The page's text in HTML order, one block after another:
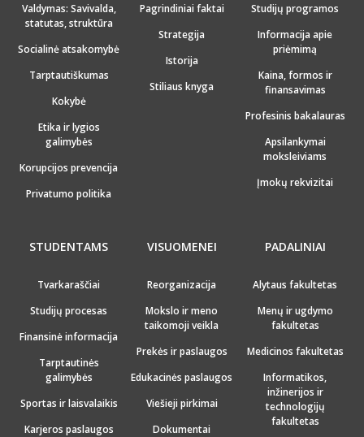
Valdymas: Savivalda,
statutas, struktūra
Socialinė atsakomybė
Tarptautiškumas
Kokybė
Etika ir lygios
galimybės
Korupcijos prevencija
Privatumo politika
Pagrindiniai faktai
Strategija
Istorija
Stiliaus knyga
Studijų programos
Informacija apie
priėmimą
Kaina, formos ir
finansavimas
Profesinis bakalauras
Apsilankymai
moksleiviams
Įmokų rekvizitai
STUDENTAMS
Tvarkaraščiai
Studijų procesas
Finansinė informacija
Tarptautinės
galimybės
Sportas ir laisvalaikis
Karjeros paslaugos
VISUOMENEI
Reorganizacija
Mokslo ir meno
taikomoji veikla
Prekės ir paslaugos
Edukacinės paslaugos
Viešieji pirkimai
Dokumentai
PADALINIAI
Alytaus fakultetas
Menų ir ugdymo
fakultetas
Medicinos fakultetas
Informatikos,
inžinerijos ir
technologijų
fakultetas